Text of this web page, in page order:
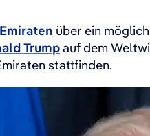
über ein
Trumpauf dem
stattfinden.